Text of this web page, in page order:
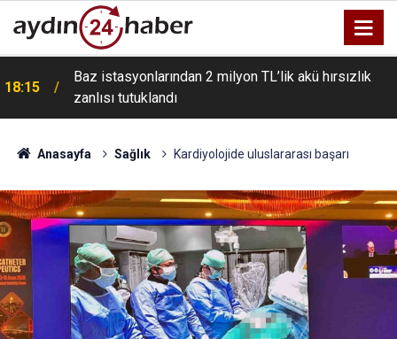
18:15
Baz istasyonlarından 2 milyon TL’lik akü hırsızlık
zanlısı tutuklandı
Anasayfa Sağlık Kardiyolojide uluslararası başarı